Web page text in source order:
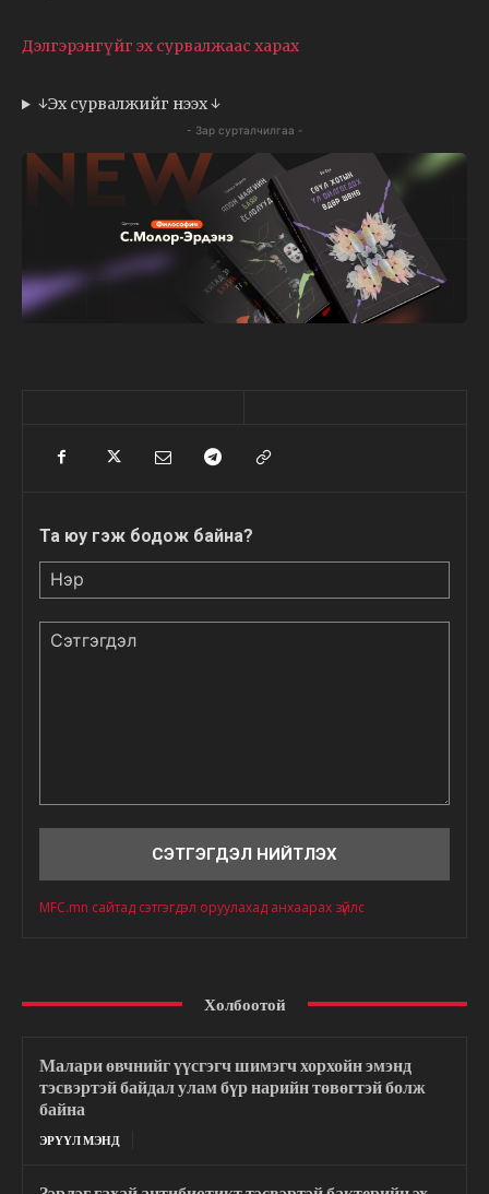
Дэлгэрэнгүйг эх сурвалжаас харах
↓Эх сурвалжийг нээх ↓
- Зар сурталчилгаа -
Та юу гэж бодож байна?
MFC.mn сайтад сэтгэгдэл оруулахад анхаарах зүйлс
Холбоотой
Малари өвчнийг үүсгэгч шимэгч хорхойн эмэнд
тэсвэртэй байдал улам бүр нарийн төвөгтэй болж
байна
ЭРҮҮЛ МЭНД